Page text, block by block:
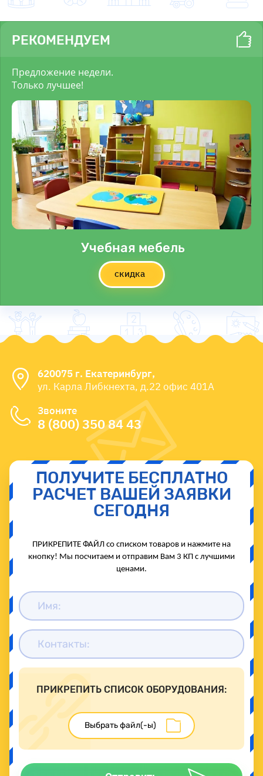
РЕКОМЕНДУЕМ
Предложение недели.
Только лучшее!
Учебная мебель
скидка
ПОЛУЧИТЕ БЕСПЛАТНО
РАСЧЕТ ВАШЕЙ ЗАЯВКИ
СЕГОДНЯ
ПРИКРЕПИТЕ ФАЙЛ со списком товаров и нажмите на
кнопку! Мы посчитаем и отправим Вам 3 КП с лучшими
ценами.
ПРИКРЕПИТЬ СПИСОК ОБОРУДОВАНИЯ:
620075 г. Екатеринбург,
ул. Карла Либкнехта, д.22 офис 401А
Звоните
8 (800) 350 84 43